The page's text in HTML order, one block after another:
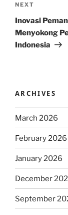
Next
Post
NEXT
Inovasi
Menyokong
Indonesia
ARCHIVES
March 2026
February 2026
January 2026
December
September